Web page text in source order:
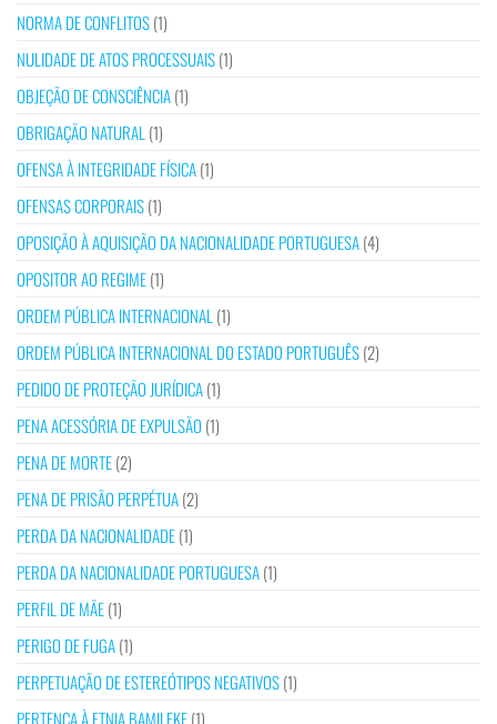
NORMA DE CONFLITOS(1)
NULIDADE DE ATOS PROCESSUAIS(1)
OBJEÇÃO DE CONSCIÊNCIA(1)
OBRIGAÇÃO NATURAL (1)
OFENSA À INTEGRIDADE FÍSICA(1)
OFENSAS CORPORAIS(1)
OPOSIÇÃO À AQUISIÇÃO DA NACIONALIDADE PORTUGUESA(4)
OPOSITOR AO REGIME(1)
ORDEM PÚBLICA INTERNACIONAL (1)
ORDEM PÚBLICA INTERNACIONAL DO ESTADO PORTUGUÊS(2)
PEDIDO DE PROTEÇÃO JURÍDICA(1)
PENA ACESSÓRIA DE EXPULSÃO (1)
PENA DE MORTE(2)
PENA DE PRISÃO PERPÉTUA(2)
PERDA DA NACIONALIDADE(1)
PERDA DA NACIONALIDADE PORTUGUESA(1)
PERFIL DE MÃE(1)
PERIGO DE FUGA(1)
PERPETUAÇÃO DE ESTEREÓTIPOS NEGATIVOS(1)
PERTENÇA À ETNIA BAMILEKE(1)